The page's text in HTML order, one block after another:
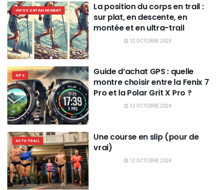
INFOS ENTRAINEMENT
La position du corps en trail :
sur plat, en descente, en
montée et en ultra-trail
12 OCTOBRE 2024
GPS
Guide d’achat GPS : quelle
montre choisir entre la Fenix 7
Pro et la Polar Grit X Pro ?
12 OCTOBRE 2024
ACTU TRAIL
Une course en slip (pour de
vrai)
12 OCTOBRE 2024